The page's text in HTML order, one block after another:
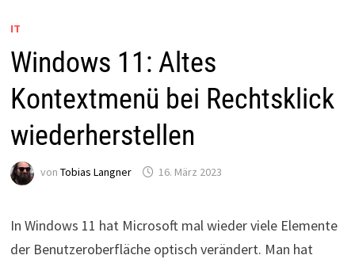
IT
Windows 11: Altes
Kontextmenü bei Rechtsklick
wiederherstellen
von Tobias Langner 16. März 2023
In Windows 11 hat Microsoft mal wieder viele Elemente
der Benutzeroberfläche optisch verändert. Man hat